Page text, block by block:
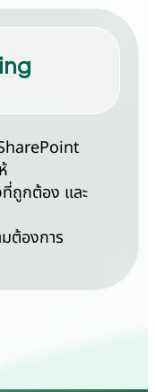
ที่ถูกต้อง และ
ต้องการ